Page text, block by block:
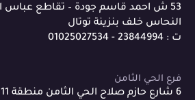
53 ش احمد قاسم جودة – تقاطع
النحاس خلف بنزينة توتال
ت : 23844994 - 01025027534
فرع الحي الثامن
6 شارع حازم صلاح الحي الثامن منطقة 11 بلوك 11 مدينة نصر.